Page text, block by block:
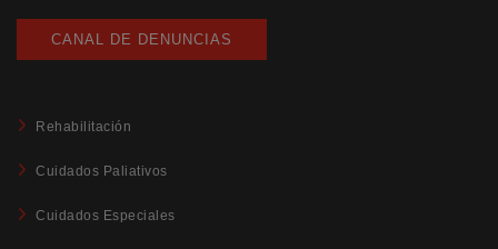
CANAL DE DENUNCIAS
Rehabilitación
Cuidados Paliativos
Cuidados Especiales